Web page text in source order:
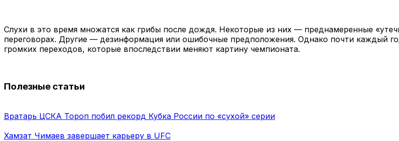
Слухи в это время множатся как грибы после дождя. Некоторые из них — преднамеренные
переговорах. Другие — дезинформация или ошибочные предположения. Однако почти каждый
громких переходов, которые впоследствии меняют картину чемпионата.
Полезные статьи
Вратарь ЦСКА Тороп побил рекорд Кубка России по «сухой» серии
Хамзат Чимаев завершает карьеру в UFC